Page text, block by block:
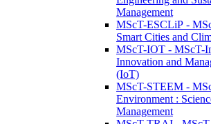
Management
MScT-ESCLiP -
Smart Cities and
MScT-IOT - MScT-
Innovation and
(IoT)
MScT-STEEM -
Environment :
Management